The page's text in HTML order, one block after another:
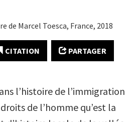
de Marcel Toesca, France, 2018
CITATION PARTAGER
l’histoire de l’immigration
de l’homme qu’est la